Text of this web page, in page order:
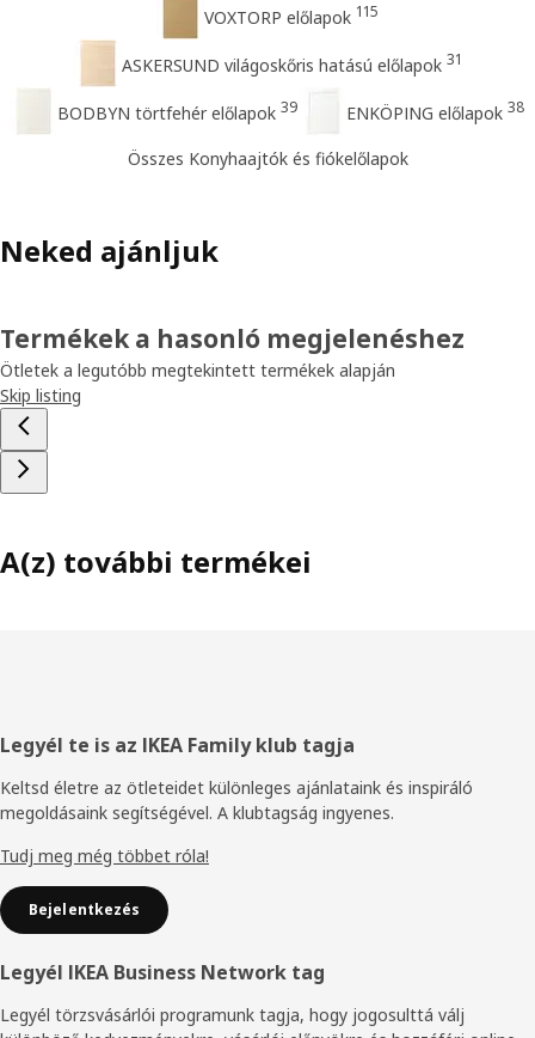
VOXTORP előlapok 115
ASKERSUND világoskőris hatású előlapok 31
BODBYN törtfehér előlapok 39 ENKÖPING előlapok 38
Összes Konyhaajtók és fiókelőlapok
Neked ajánljuk
Termékek a hasonló megjelenéshez
Ötletek a legutóbb megtekintett termékek alapján
Skip listing
A(z) további termékei
Élőláb
Legyél te is az IKEA Family klub tagja
Keltsd életre az ötleteidet különleges ajánlataink és inspiráló
megoldásaink segítségével. A klubtagság ingyenes.
Tudj meg még többet róla!
Bejelentkezés
Legyél IKEA Business Network tag
Legyél törzsvásárlói programunk tagja, hogy jogosulttá válj